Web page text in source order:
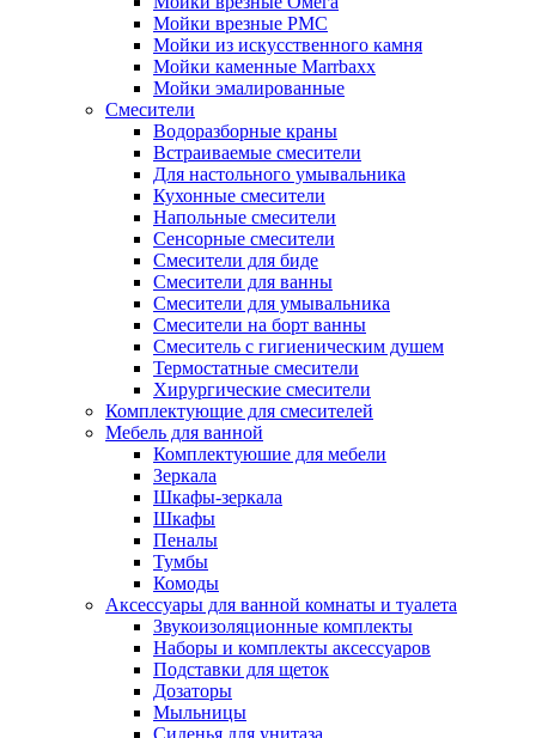
Мойки врезные РМС
Мойки из искусственного камня
Мойки каменные Marrbaxx
Мойки эмалированные
Смесители
Водоразборные краны
Встраиваемые смесители
Для настольного умывальника
Кухонные смесители
Напольные смесители
Сенсорные смесители
Смесители для биде
Смесители для ванны
Смесители для умывальника
Смесители на борт ванны
Смеситель с гигиеническим душем
Термостатные смесители
Хирургические смесители
Комплектующие для смесителей
Мебель для ванной
Комплектуюшие для мебели
Зеркала
Шкафы-зеркала
Шкафы
Пеналы
Тумбы
Комоды
Аксессуары для ванной комнаты и туалета
Звукоизоляционные комплекты
Наборы и комплекты аксессуаров
Подставки для щеток
Дозаторы
Мыльницы
Сиденья для унитаза